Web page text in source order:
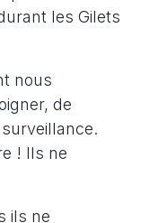
les Gilets
nous
de
! Ils ne
ils ne